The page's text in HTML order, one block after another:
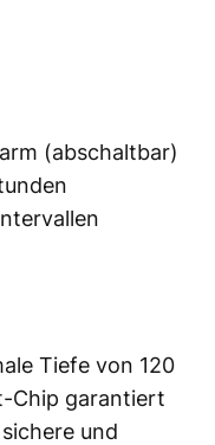
(abschaltbar)
Tiefe von 120
Chip garantiert
und